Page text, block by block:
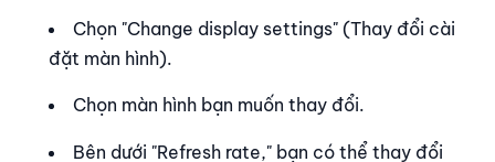
Chọn "Change display settings" (Thay đổi cài
đặt màn hình).
Chọn màn hình bạn muốn thay đổi.
Bên dưới "Refresh rate," bạn có thể thay đổi